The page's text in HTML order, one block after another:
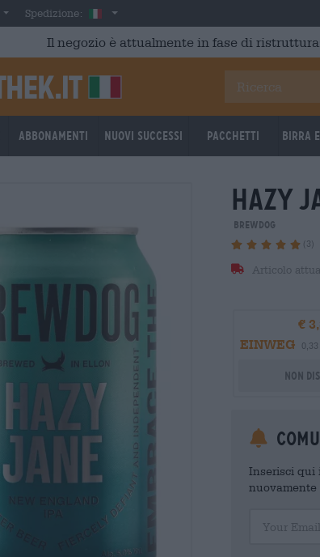
ItalianSpedizione: Italia
Il negozio è attualmente in fase di
Abbonamenti Nuovi successi Pacchetti Birra
hazy
BrewDog
(3)
Articolo
€
EINWEG
Non
Inserisci qui
nuovamente